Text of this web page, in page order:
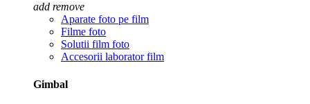
add remove
Aparate foto pe film
Filme foto
Solutii film foto
Accesorii laborator film
Gimbal